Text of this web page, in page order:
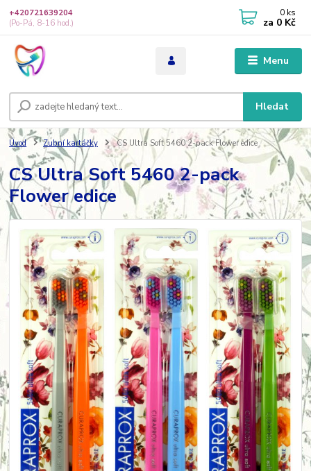
Menu
Hledat
+420721639204
(Po-Pá, 8-16 hod.)
0 ks
za 0 Kč
Úvod Zubní kartáčky CS Ultra Soft 5460 2-pack Flower edice
CS Ultra Soft 5460 2-pack
Flower edice